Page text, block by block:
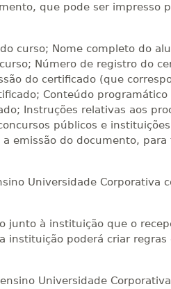
que pode ser impresso
curso; Nome completo do
Número de registro do
do certificado (que
Conteúdo programático
Instruções relativas aos
públicos e
emissão do documento,
Universidade Corporativa
junto à instituição que o
instituição poderá criar
Universidade